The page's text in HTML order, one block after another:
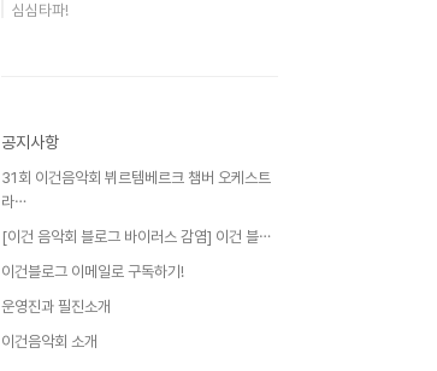
심심타파!
공지사항
31회 이건음악회 뷔르템베르크 챔버 오케스트
라⋯
[이건 음악회 블로그 바이러스 감염] 이건 블⋯
이건블로그 이메일로 구독하기!
운영진과 필진소개
이건음악회 소개